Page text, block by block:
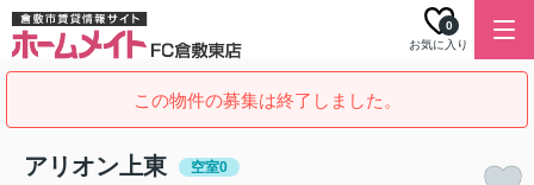
お気に入り
0
この物件の募集は終了しました。
アリオン上東 空室0